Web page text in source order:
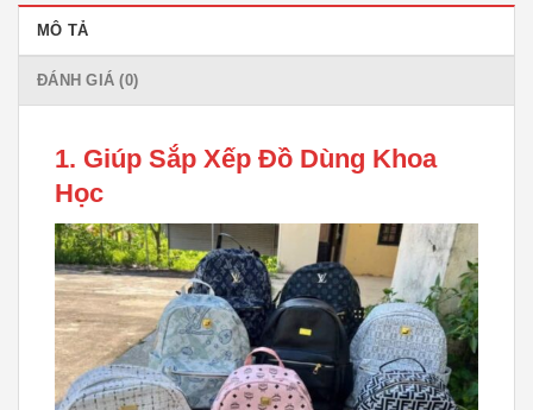
MÔ TẢ
ĐÁNH GIÁ (0)
1. Giúp Sắp Xếp Đồ Dùng Khoa
Học